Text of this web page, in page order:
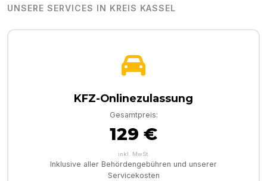
UNSERE SERVICES IN KREIS KASSEL
KFZ-Onlinezulassung
Gesamtpreis:
129 €
inkl. MwSt.
Inklusive aller Behördengebühren und unserer
Servicekosten